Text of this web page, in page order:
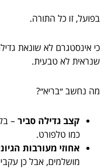
בפועל, זו כל התורה.
כי אינסטגרם לא שונאת
שנראית לא טבעית.
מה נחשב ״בריא״?
קצב גדילה סביר –
כמו טלפורט.
אחוזי מעורבות
מושלמים, אבל כן